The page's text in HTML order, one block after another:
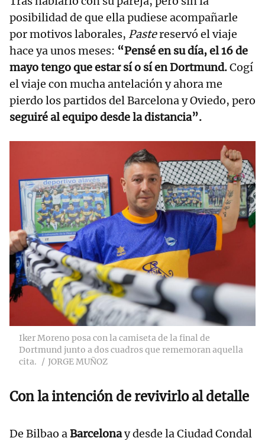
posibilidad de que ella pudiese acompañarle
por motivos laborales, Pastereservó el viaje
hace ya unos meses: “Pensé en su día, el 16 de
mayo tengo que estar sí o sí en Dortmund.Cogí
el viaje con mucha antelación y ahora me
pierdo los partidos del Barcelona y Oviedo, pero
seguiré al equipo desde la distancia”.
Iker Moreno posa con la camiseta de la final de
Dortmund junto a dos cuadros que rememoran aquella
cita.
JORGE MUÑOZ
Con la intención de revivirlo al detalle
De Bilbao aBarcelonay desde la Ciudad Condal